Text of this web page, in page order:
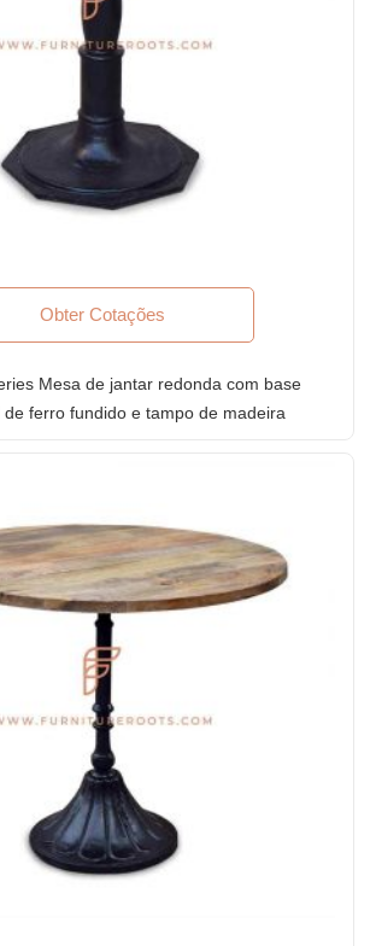
Obter Cotações
Mesa de jantar redonda com base
de ferro fundido e tampo de madeira